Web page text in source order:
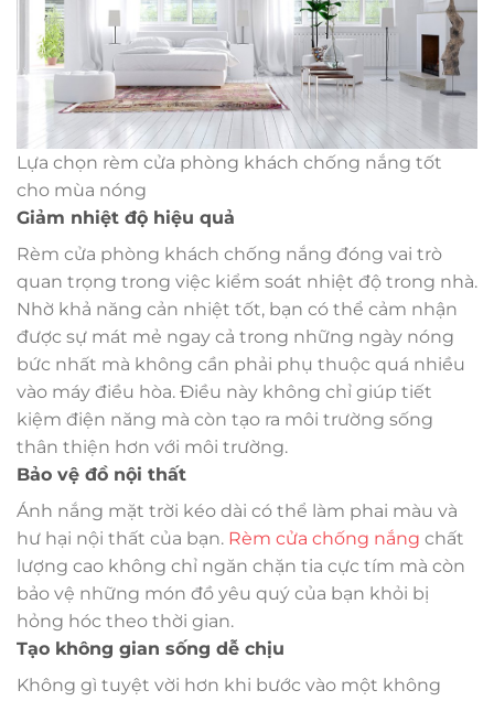
Lựa chọn rèm cửa phòng khách chống nắng tốt
cho mùa nóng
Giảm nhiệt độ hiệu quả
Rèm cửa phòng khách chống nắng đóng vai trò
quan trọng trong việc kiểm soát nhiệt độ trong nhà.
Nhờ khả năng cản nhiệt tốt, bạn có thể cảm nhận
được sự mát mẻ ngay cả trong những ngày nóng
bức nhất mà không cần phải phụ thuộc quá nhiều
vào máy điều hòa. Điều này không chỉ giúp tiết
kiệm điện năng mà còn tạo ra môi trường sống
thân thiện hơn với môi trường.
Bảo vệ đồ nội thất
Ánh nắng mặt trời kéo dài có thể làm phai màu và
hư hại nội thất của bạn. Rèm cửa chống nắng chất
lượng cao không chỉ ngăn chặn tia cực tím mà còn
bảo vệ những món đồ yêu quý của bạn khỏi bị
hỏng hóc theo thời gian.
Tạo không gian sống dễ chịu
Không gì tuyệt vời hơn khi bước vào một không